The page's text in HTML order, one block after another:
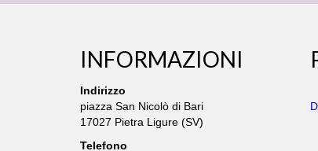
INFORMAZIONI
Indirizzo
piazza San Nicolò di Bari
17027 Pietra Ligure (SV)
Telefono